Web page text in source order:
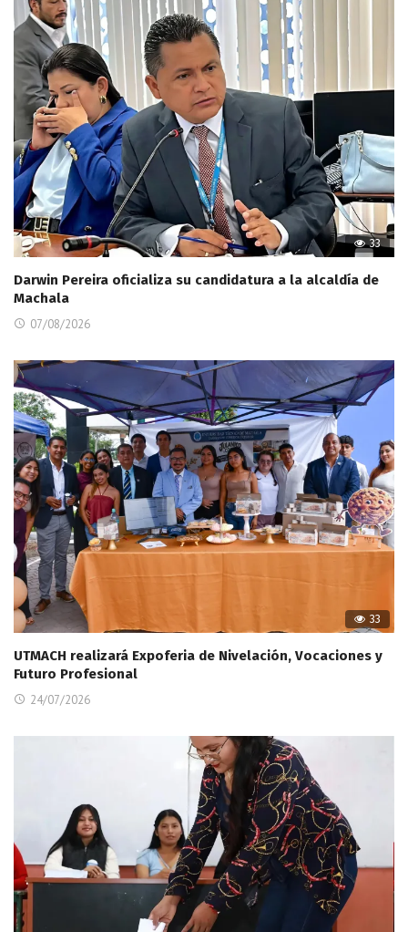
33
Darwin Pereira oficializa su candidatura a la alcaldía de
Machala
07/08/2026
33
UTMACH realizará Expoferia de Nivelación, Vocaciones y
Futuro Profesional
24/07/2026